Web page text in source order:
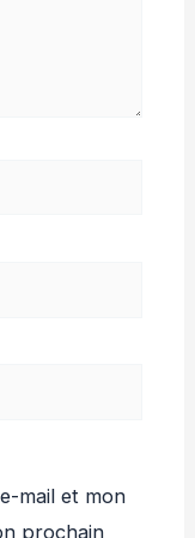
mail et mon
prochain